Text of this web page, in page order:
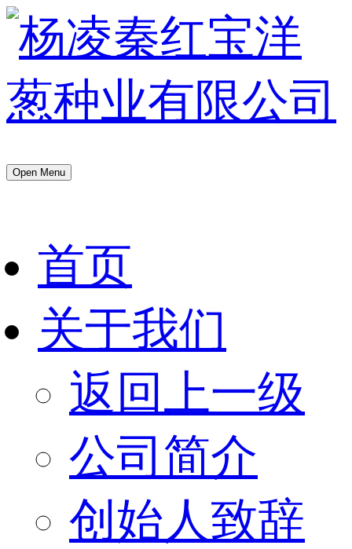
Open Menu
首页
关于我们
返回上一级
公司简介
创始人致辞